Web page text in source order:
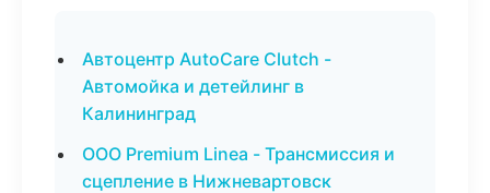
Автоцентр AutoCare Clutch -
Автомойка и детейлинг в
Калининград
ООО Premium Linea - Трансмиссия и
сцепление в Нижневартовск